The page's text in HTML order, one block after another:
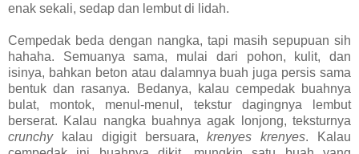
enak sekali, sedap dan lembut di lidah.
Cempedak beda dengan nangka, tapi masih sepupuan sih
hahaha. Semuanya sama, mulai dari pohon, kulit, dan
isinya, bahkan beton atau dalamnya buah juga persis sama
bentuk dan rasanya. Bedanya, kalau cempedak buahnya
bulat, montok, menul-menul, tekstur dagingnya lembut
berserat. Kalau nangka buahnya agak lonjong, teksturnya
crunchykalau digigit bersuara,krenyes krenyes. Kalau